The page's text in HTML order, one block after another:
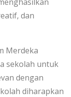
dan
Merdeka
sekolah untuk
dengan
diharapkan